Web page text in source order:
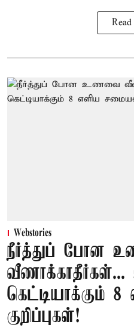
Webstories
நீர்த்துப் போன
கெட்டியாக்கும்
குறிப்புகள்!